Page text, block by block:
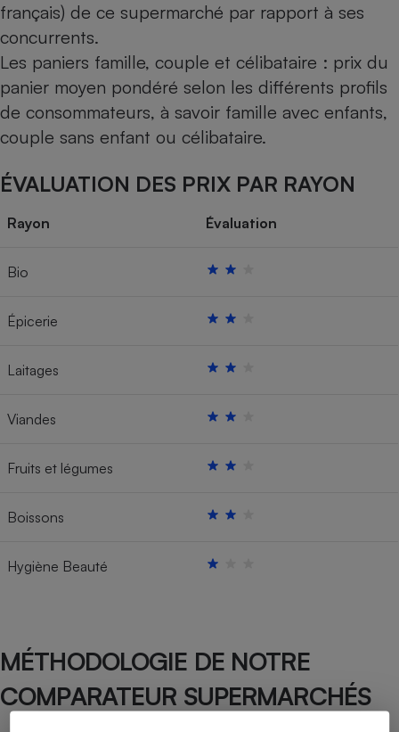
français) de ce supermarché par rapport à ses
concurrents.
Les paniers famille, couple et célibataire : prix du
panier moyen pondéré selon les différents profils
de consommateurs, à savoir famille avec enfants,
couple sans enfant ou célibataire.
ÉVALUATION DES PRIX PAR RAYON
Rayon Évaluation
Bio
Épicerie
Laitages
Viandes
Fruits et légumes
Boissons
Hygiène Beauté
MÉTHODOLOGIE DE NOTRE
COMPARATEUR SUPERMARCHÉS